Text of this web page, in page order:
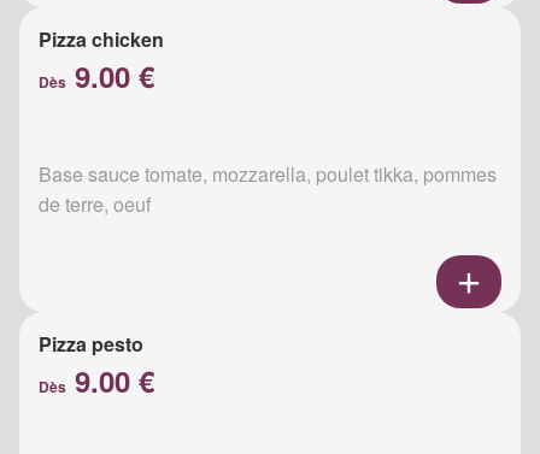
Pizza chicken
Dès 9.00 €
Base sauce tomate, mozzarella, poulet tikka, pommes
de terre, oeuf
Pizza pesto
Dès 9.00 €